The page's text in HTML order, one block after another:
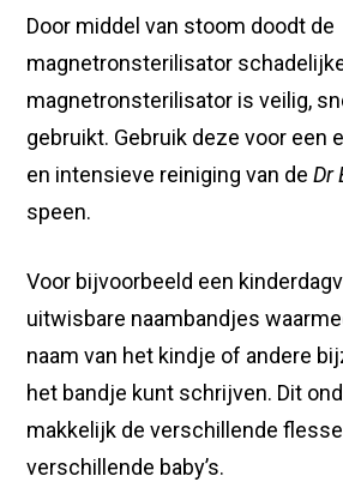
Door middel van stoom doodt de
magnetronsterilisator
magnetronsterilisator is veilig,
gebruikt. Gebruik deze voor een
en intensieve reiniging van deDr
speen.
Voor bijvoorbeeld een
uitwisbare naambandjes
naam van het kindje of andere
het bandje kunt schrijven. Dit
makkelijk de verschillende
verschillende baby’s.